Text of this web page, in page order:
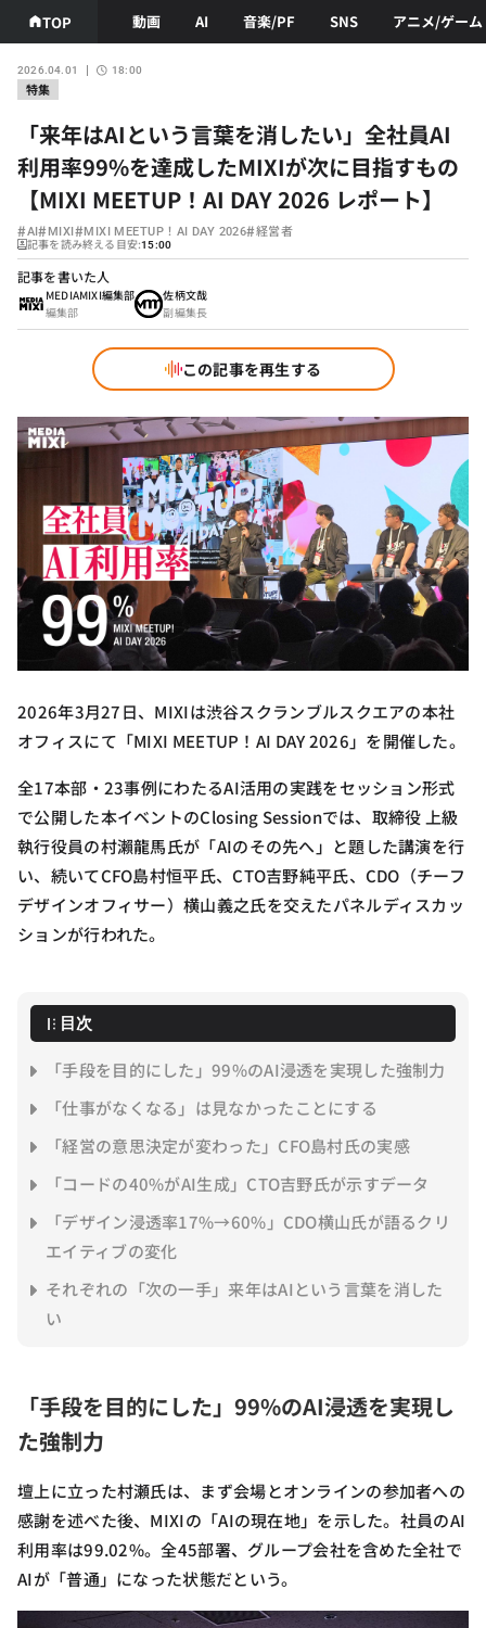
TOP 動画 AI 音楽/PF SNS アニメ/ゲーム
特集
2026.04.01 18:00
「来年はAIという言葉を消したい」全社員AI
利用率99%を達成したMIXIが次に目指すもの
【MIXI MEETUP！AI DAY 2026 レポート】
#AI#MIXI#MIXI MEETUP！AI DAY 2026#経営者
記事を読み終える目安:15:00
記事を書いた人
MEDIAMIXI編集部
編集部
佐柄文哉
副編集長
この記事を再生する
2026年3月27日、MIXIは渋谷スクランブルスクエアの本社
オフィスにて「MIXI MEETUP！AI DAY 2026」を開催した。
全17本部・23事例にわたるAI活用の実践をセッション形式
で公開した本イベントのClosing Sessionでは、取締役 上級
執行役員の村瀨龍馬氏が「AIのその先へ」と題した講演を行
い、続いてCFO島村恒平氏、CTO吉野純平氏、CDO（チーフ
デザインオフィサー）横山義之氏を交えたパネルディスカッ
ションが行われた。
目次
「手段を目的にした」99%のAI浸透を実現した強制力
「仕事がなくなる」は見なかったことにする
「経営の意思決定が変わった」CFO島村氏の実感
「コードの40%がAI生成」CTO吉野氏が示すデータ
「デザイン浸透率17%→60%」CDO横山氏が語るクリ
エイティブの変化
それぞれの「次の一手」来年はAIという言葉を消した
い
「手段を目的にした」99%のAI浸透を実現し
た強制力
壇上に立った村瀬氏は、まず会場とオンラインの参加者への
感謝を述べた後、MIXIの「AIの現在地」を示した。社員のAI
利用率は99.02%。全45部署、グループ会社を含めた全社で
AIが「普通」になった状態だという。